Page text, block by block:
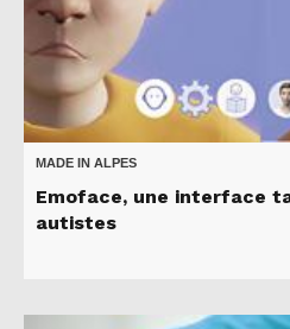
MADE IN ALPES
Emoface, une interface
autistes